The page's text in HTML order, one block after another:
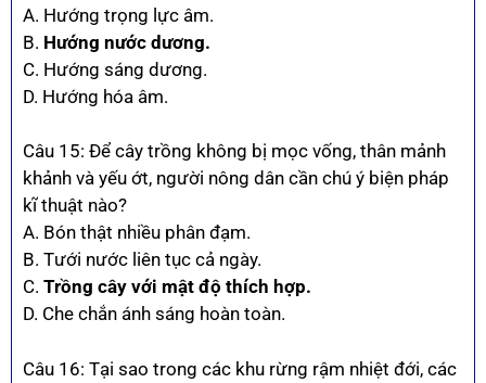
A. Hướng trọng lực âm.
B. Hướng nước dương.
C. Hướng sáng dương.
D. Hướng hóa âm.
Câu 15: Để cây trồng không bị mọc vống, thân mảnh
khảnh và yếu ớt, người nông dân cần chú ý biện pháp
kĩ thuật nào?
A. Bón thật nhiều phân đạm.
B. Tưới nước liên tục cả ngày.
C. Trồng cây với mật độ thích hợp.
D. Che chắn ánh sáng hoàn toàn.
Câu 16: Tại sao trong các khu rừng rậm nhiệt đới, các